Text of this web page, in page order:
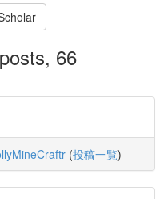
66
(投稿一覧)